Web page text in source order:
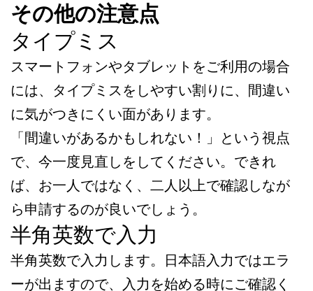
その他の注意点
タイプミス
スマートフォンやタブレットをご利用の場合
には、タイプミスをしやすい割りに、間違い
に気がつきにくい面があります。
「間違いがあるかもしれない！」という視点
で、今一度見直しをしてください。できれ
ば、お一人ではなく、二人以上で確認しなが
ら申請するのが良いでしょう。
半角英数で入力
半角英数で入力します。日本語入力ではエラ
ーが出ますので、入力を始める時にご確認く